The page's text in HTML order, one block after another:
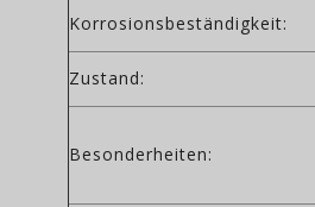
Korrosionsbeständigkeit:
Zustand:
Besonderheiten: